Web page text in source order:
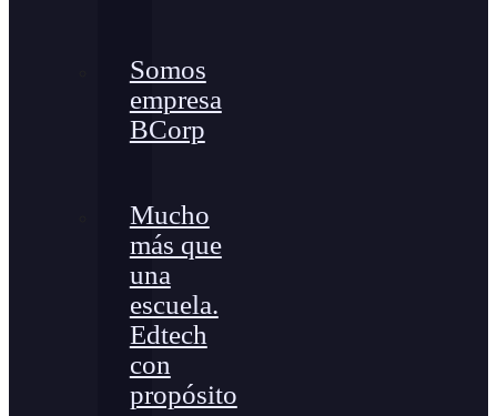
Somos
empresa
BCorp
Mucho
más que
una
escuela.
Edtech
con
propósito